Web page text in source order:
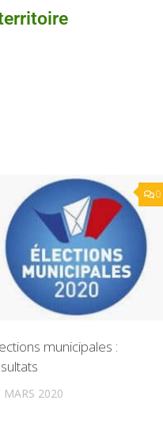
0
municipales :
MARS 2020